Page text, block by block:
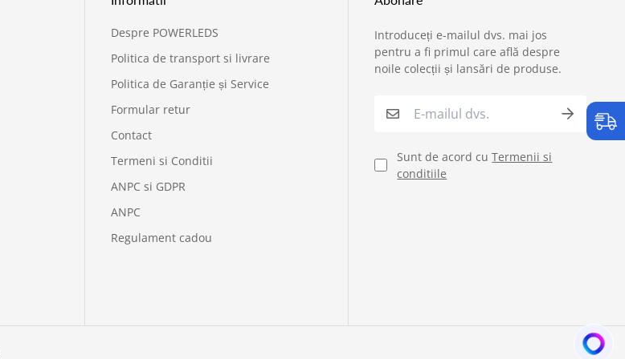
Despre POWERLEDS
Politica de transport si livrare
Politica de Garanție și Service
Formular retur
Contact
Termeni si Conditii
ANPC si GDPR
ANPC
Regulament cadou
Introduceți e-mailul dvs. mai jos
pentru a fi primul care află despre
noile colecții și lansări de produse.
Sunt de acord cuTermenii si
conditiile
Service si garantii
Verificare status comandă